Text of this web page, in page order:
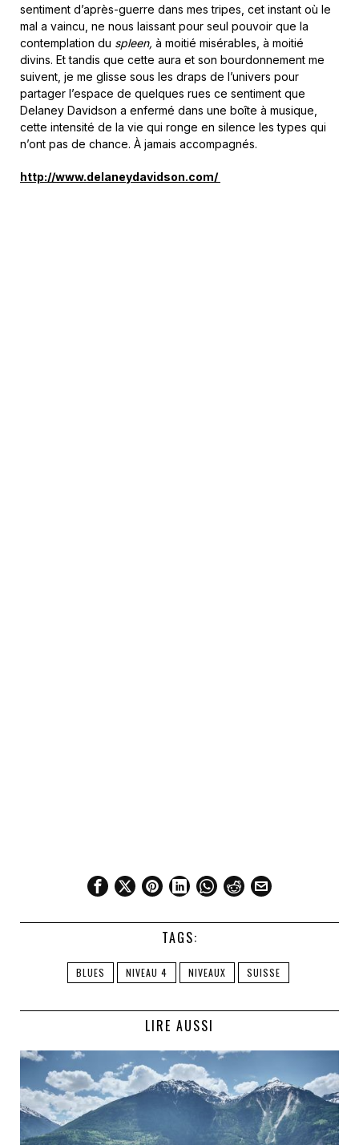
sentiment d’après-guerre dans mes tripes, cet instant où le
mal a vaincu, ne nous laissant pour seul pouvoir que la
contemplation du spleen, à moitié misérables, à moitié
divins. Et tandis que cette aura et son bourdonnement me
suivent, je me glisse sous les draps de l’univers pour
partager l’espace de quelques rues ce sentiment que
Delaney Davidson a enfermé dans une boîte à musique,
cette intensité de la vie qui ronge en silence les types qui
n’ont pas de chance. À jamais accompagnés.
http://www.delaneydavidson.com/
TAGS:
BLUES NIVEAU 4 NIVEAUX SUISSE
LIRE AUSSI